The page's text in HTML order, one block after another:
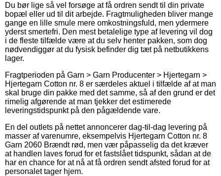
Du bør lige så vel forsøge at få ordren sendt til din private
bopæl eller ud til dit arbejde. Fragtmuligheden bliver mange
gange en lille smule mere omkostningsfuld, men ydermere
yderst smertefri. Den mest betalelige type af levering vil dog
i de fleste tilfælde være at du selv henter pakken, som dog
nødvendiggør at du fysisk befinder dig tæt på netbutikkens
lager.
Fragtperioden på Garn > Garn Producenter > Hjertegarn >
Hjertegarn Cotton nr. 8 er særdeles aktuel i tilfælde af at man
skal bruge din pakke med det samme, så af den grund er det
rimelig afgørende at man tjekker det estimerede
leveringstidspunkt på den pågældende vare.
En del outlets på nettet annoncerer dag-til-dag levering på
masser af varenumre, eksempelvis Hjertegarn Cotton nr. 8
Garn 2060 Brændt rød, men vær påpasselig da det kræver
at handlen laves forud for et fastslået tidspunkt, sådan at de
har en chance for at nå at få ordren sendt afsted forud for at
personalet tager hjem.